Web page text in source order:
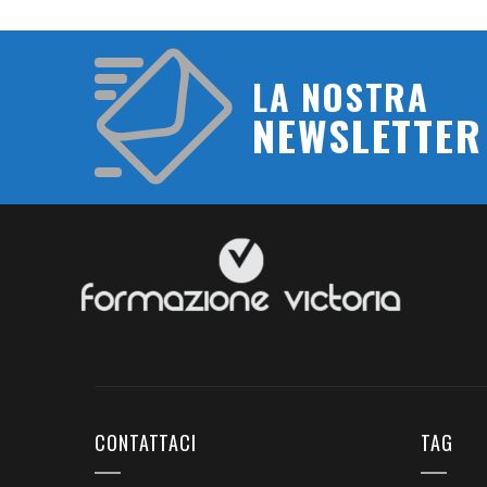
LA NOSTRA
NEWSLETTER
CONTATTACI TAG